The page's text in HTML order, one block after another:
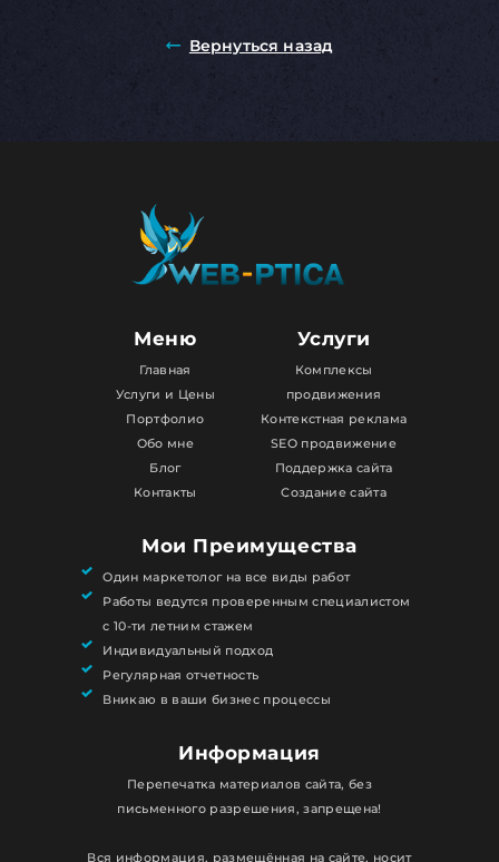
Вернуться назад
Меню
Главная
Услуги и Цены
Портфолио
Обо мне
Блог
Контакты
Услуги
Комплексы
продвижения
Контекстная реклама
SEO продвижение
Поддержка сайта
Создание сайта
Мои Преимущества
Один маркетолог на все виды работ
Работы ведутся проверенным специалистом
с 10-ти летним стажем
Индивидуальный подход
Регулярная отчетность
Вникаю в ваши бизнес процессы
Информация
Перепечатка материалов сайта, без
письменного разрешения, запрещена!
Вся информация, размещённая на сайте, носит